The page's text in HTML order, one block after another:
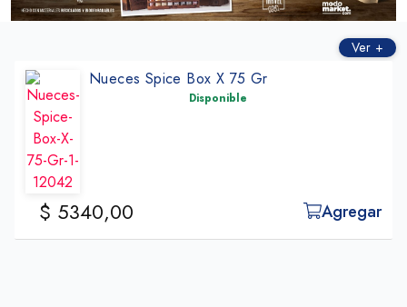
Ver +
Nueces Spice Box X 75 Gr
Disponible
$ 5340,00 Agregar